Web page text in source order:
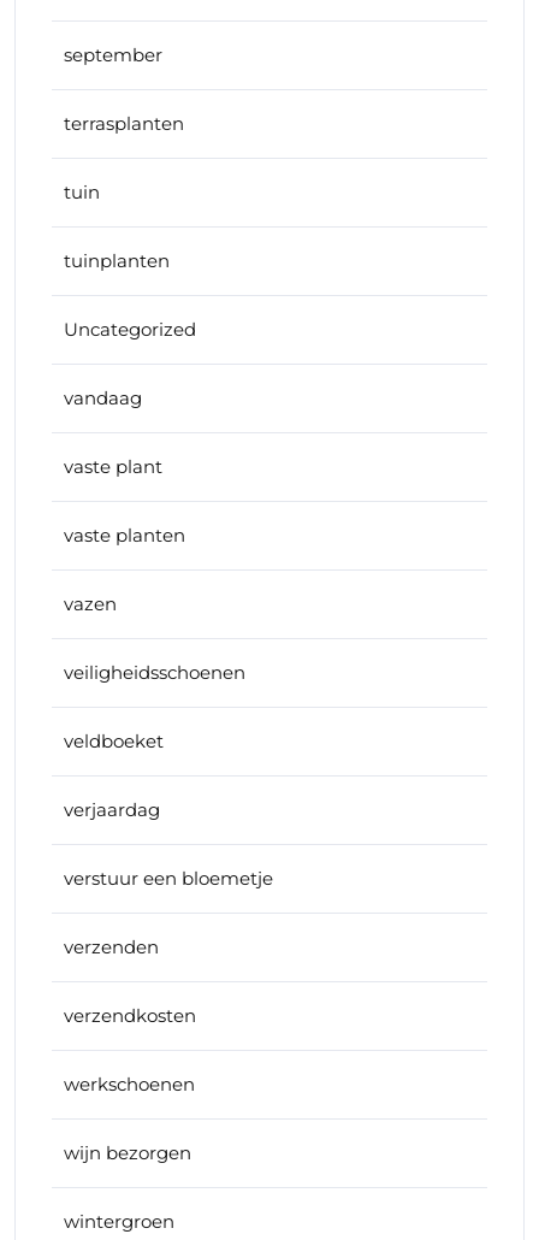
september
terrasplanten
tuin
tuinplanten
Uncategorized
vandaag
vaste plant
vaste planten
vazen
veiligheidsschoenen
veldboeket
verjaardag
verstuur een bloemetje
verzenden
verzendkosten
werkschoenen
wijn bezorgen
wintergroen